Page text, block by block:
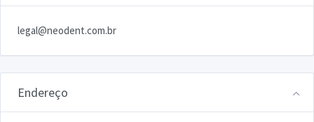
legal@neodent.com.br
Endereço